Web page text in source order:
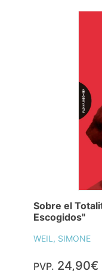
Sobre el
Escogidos"
WEIL, SIMONE
PVP. 24,90€